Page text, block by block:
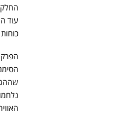
עוד